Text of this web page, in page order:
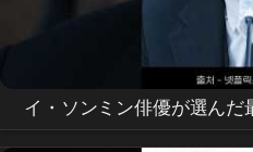
イ・ソンミン俳優が選ん